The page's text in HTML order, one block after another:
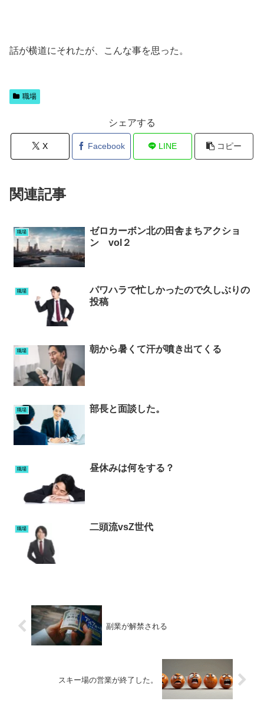
話が横道にそれたが、こんな事を思った。
職場
シェアする
X Facebook LINE コピー
関連記事
職場
ゼロカーボン北の田舎まちアクショ
ン vol２
職場
パワハラで忙しかったので久しぶりの
投稿
職場 朝から暑くて汗が噴き出てくる
職場 部長と面談した。
職場 昼休みは何をする？
職場 二頭流vsZ世代
副業が解禁される
スキー場の営業が終了した。